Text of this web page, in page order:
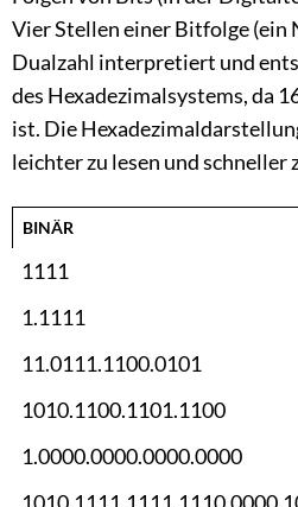
Vier Stellen einer Bitfolge (ein
Dualzahl interpretiert und
des Hexadezimalsystems, da
ist. Die
leichter zu lesen und schneller
BINÄR
1111
1.1111
11.0111.1100.0101
1010.1100.1101.1100
1.0000.0000.0000.0000